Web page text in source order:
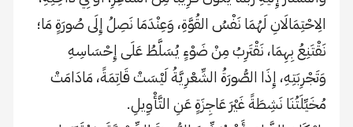
الِاحْتِمَالَانِ لَهُمَا نَفْسُ القُوَّةِ، وَعِنْدَمَا نَصِلُ إِلَى صُورَةٍ مَا؛
نَقْتَنِعُ بِهِمَا، نَقْتَرِبُ مِنْ ضَوْءٍ يُسَلَّطُ عَلَى إِحْسَاسِهِ
وَتَجْرِبَتِهِ، إِذَا الصُّورَةُ الشِّعْرِيَّةُ لَيْسَتْ قَاتِمَةً، مَادَامَتْ
مُخَيِّلَتُنَا نَشِطَةً غَيْرَ عَاجِزَةٍ عَنِ التَّأْوِيلِ.